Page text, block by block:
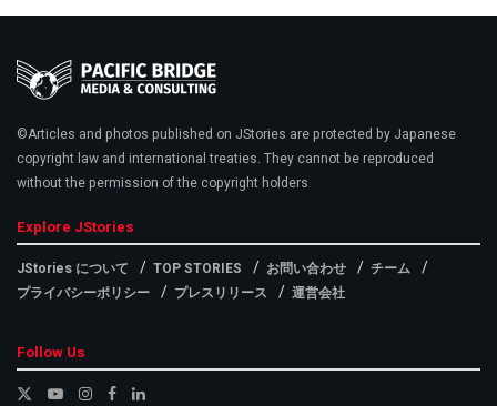
©Articles and photos published on JStories are protected by Japanese
copyright law and international treaties. They cannot be reproduced
without the permission of the copyright holders
Explore JStories
JStories について TOP STORIES お問い合わせ
チーム
プライバシーポリシー
プレスリリース 運営会社
Follow Us